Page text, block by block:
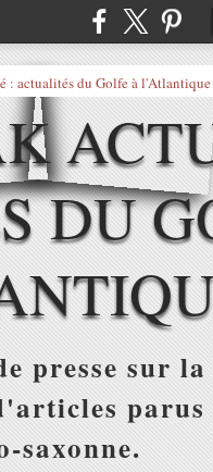
DU
presse sur
parus
saxonne.